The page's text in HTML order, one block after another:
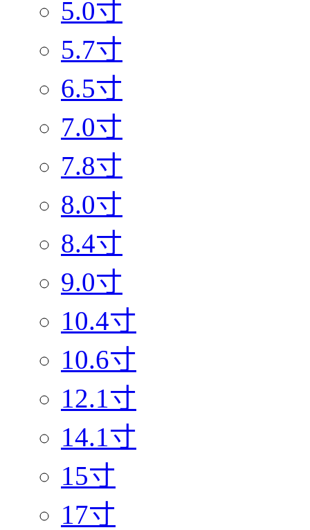
5.0寸
5.7寸
6.5寸
7.0寸
7.8寸
8.0寸
8.4寸
9.0寸
10.4寸
10.6寸
12.1寸
14.1寸
15寸
17寸